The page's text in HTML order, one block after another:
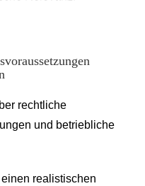
rechtliche
und betriebliche
realistischen